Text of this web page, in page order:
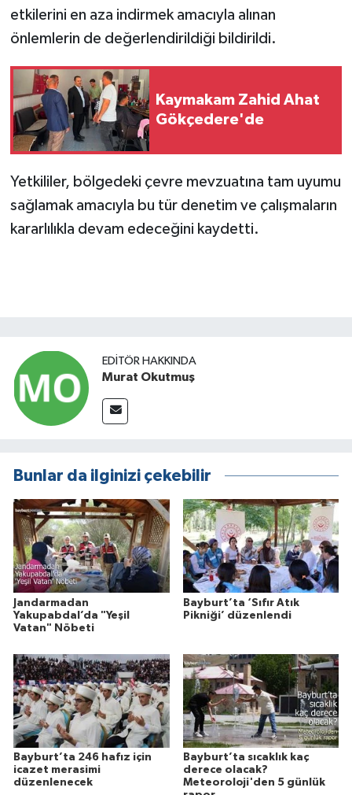
etkilerini en aza indirmek amacıyla alınan
önlemlerin de değerlendirildiği bildirildi.
Kaymakam Zahid Ahat
Gökçedere'de
Yetkililer, bölgedeki çevre mevzuatına tam uyumu
sağlamak amacıyla bu tür denetim ve çalışmaların
kararlılıkla devam edeceğini kaydetti.
EDITÖR HAKKINDA
Murat Okutmuş
Bunlar da ilginizi çekebilir
Jandarmadan
Yakupabdal’da "Yeşil
Vatan" Nöbeti
Bayburt’ta ‘Sıfır Atık
Pikniği’ düzenlendi
Bayburt’ta 246 hafız için
icazet merasimi
düzenlenecek
Bayburt’ta sıcaklık kaç
derece olacak?
Meteoroloji'den 5 günlük